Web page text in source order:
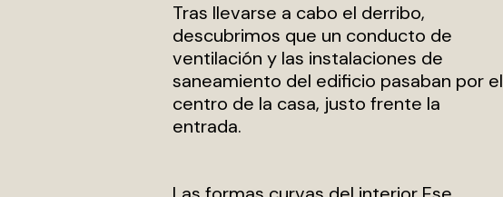
Tras llevarse a cabo el derribo,
descubrimos que un conducto de
ventilación y las instalaciones de
saneamiento del edificio pasaban por el
centro de la casa, justo frente la
entrada.